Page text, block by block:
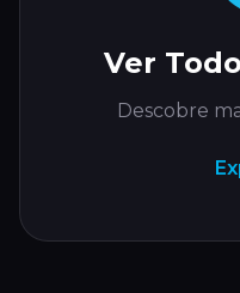
Ver
Descobre